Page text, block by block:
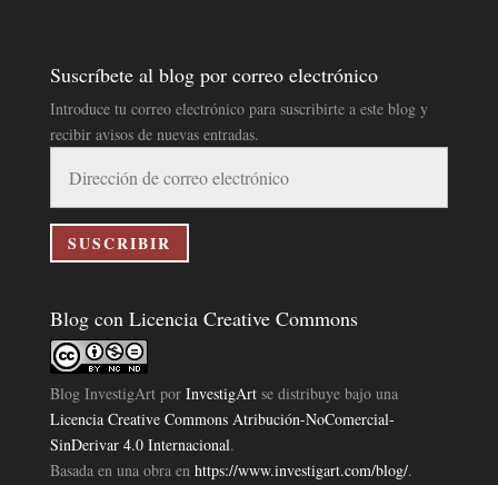
Suscríbete al blog por correo electrónico
Introduce tu correo electrónico para suscribirte a este blog y
recibir avisos de nuevas entradas.
correo
electrónico
SUSCRIBIR
Blog con Licencia Creative Commons
Blog InvestigArtpor InvestigArtse distribuye bajo una
Licencia Creative Commons Atribución-NoComercial-
SinDerivar 4.0 Internacional.
Basada en una obra en https://www.investigart.com/blog/.